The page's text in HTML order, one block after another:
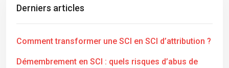
Derniers articles
Comment transformer une SCI en SCI d’attribution ?
Démembrement en SCI : quels risques d’abus de